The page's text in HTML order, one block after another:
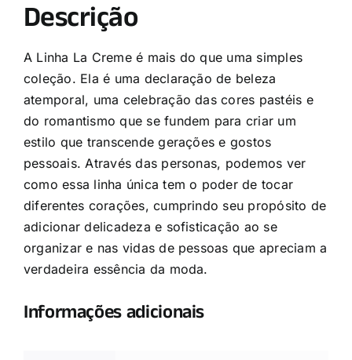
Descrição
A Linha La Creme é mais do que uma simples
coleção. Ela é uma declaração de beleza
atemporal, uma celebração das cores pastéis e
do romantismo que se fundem para criar um
estilo que transcende gerações e gostos
pessoais. Através das personas, podemos ver
como essa linha única tem o poder de tocar
diferentes corações, cumprindo seu propósito de
adicionar delicadeza e sofisticação ao se
organizar e nas vidas de pessoas que apreciam a
verdadeira essência da moda.
Informações adicionais